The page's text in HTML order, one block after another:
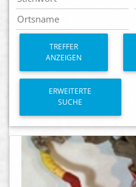
TREFFER
ANZEIGEN
ERWEITERTE
SUCHE